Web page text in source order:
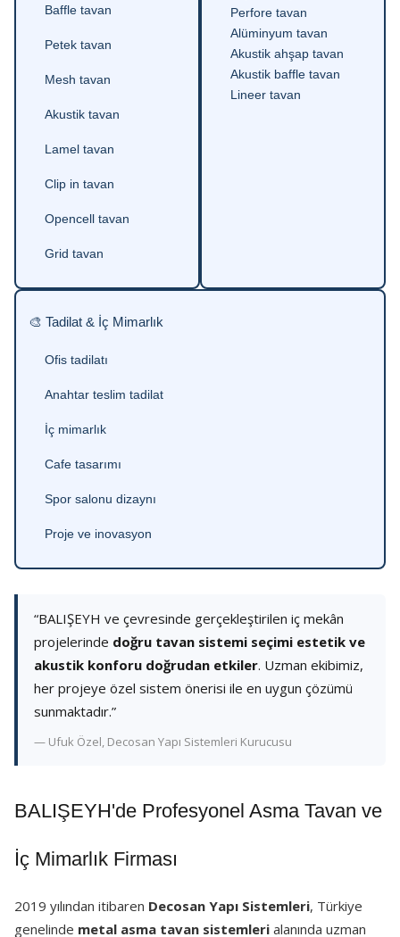
Baffle tavan
Petek tavan
Mesh tavan
Akustik tavan
Lamel tavan
Clip in tavan
Opencell tavan
Grid tavan
Perfore tavan
Alüminyum tavan
Akustik ahşap tavan
Akustik baffle tavan
Lineer tavan
🎨 Tadilat & İç Mimarlık
Ofis tadilatı
Anahtar teslim tadilat
İç mimarlık
Cafe tasarımı
Spor salonu dizaynı
Proje ve inovasyon
“BALIŞEYH ve çevresinde gerçekleştirilen iç mekân
projelerinde doğru tavan sistemi seçimi estetik ve
akustik konforu doğrudan etkiler. Uzman ekibimiz,
her projeye özel sistem önerisi ile en uygun çözümü
sunmaktadır.”
— Ufuk Özel, Decosan Yapı Sistemleri Kurucusu
BALIŞEYH'de Profesyonel Asma Tavan ve
İç Mimarlık Firması
2019 yılından itibaren Decosan Yapı Sistemleri, Türkiye
genelinde metal asma tavan sistemleri alanında uzman